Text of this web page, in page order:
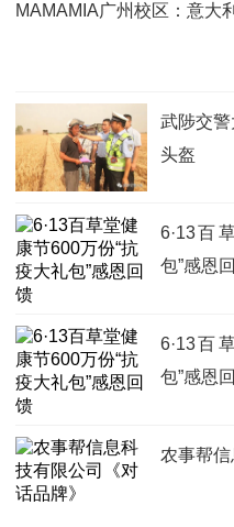
MAMAMIA广州校区：意大
武陟交
头盔
6·13百
包”感恩
6·13百
包”感恩
农事帮信